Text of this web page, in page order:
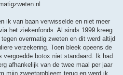
ik van baan verwisselde en niet meer
het ziekenfonds. Al sinds 1999 kreeg
overmatig zweten en dit werd altijd
verzekering. Toen bleek opeens de
vergoedde botox niet standaard. Ik had
afhankelijk van de twee maal per jaar
mijn zweetprobleem terug en werd ik